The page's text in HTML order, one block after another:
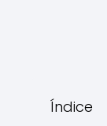
Índice